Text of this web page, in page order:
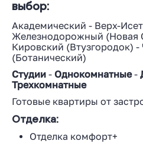
выбор:
Академический - Верх-
Железнодорожный (Новая
Кировский (Втузгородок) -
(Ботанический)
Студии - Однокомнатные-
Трехкомнатные
Готовые квартиры от
Отделка:
Отделка комфорт+